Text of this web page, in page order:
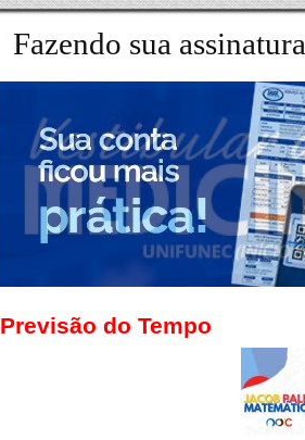
Fazendo sua
Previsão do Tempo